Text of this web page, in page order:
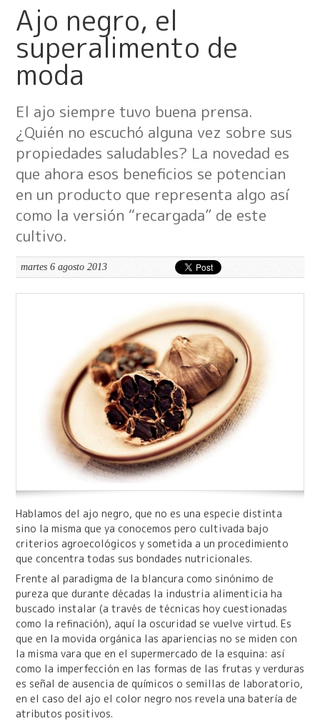
Ajo negro, el
superalimento de
moda
El ajo siempre tuvo buena prensa.
¿Quién no escuchó alguna vez sobre sus
propiedades saludables? La novedad es
que ahora esos beneficios se potencian
en un producto que representa algo así
como la versión “recargada” de este
cultivo.
martes 6 agosto 2013
Hablamos del ajo negro, que no es una especie distinta
sino la misma que ya conocemos pero cultivada bajo
criterios agroecológicos y sometida a un procedimiento
que concentra todas sus bondades nutricionales.
Frente al paradigma de la blancura como sinónimo de
pureza que durante décadas la industria alimenticia ha
buscado instalar (a través de técnicas hoy cuestionadas
como la refinación), aquí la oscuridad se vuelve virtud. Es
que en la movida orgánica las apariencias no se miden con
la misma vara que en el supermercado de la esquina: así
como la imperfección en las formas de las frutas y verduras
es señal de ausencia de químicos o semillas de laboratorio,
en el caso del ajo el color negro nos revela una batería de
atributos positivos.